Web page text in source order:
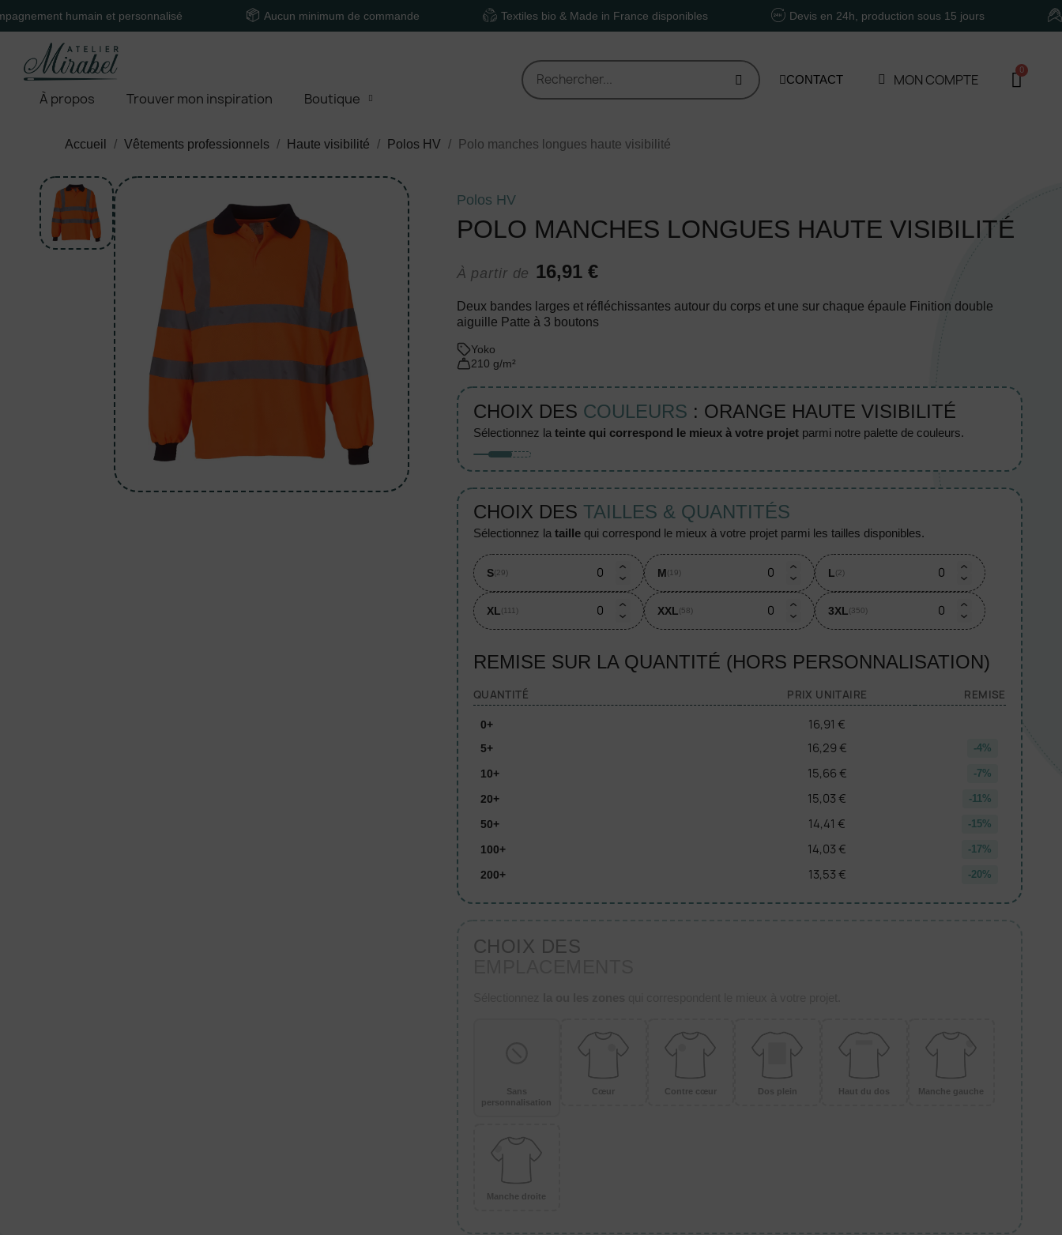
humain et personnalisé Aucun minimum de commande Textiles bio & Made in France disponibles Devis en 24h, production sous 15 jours Un
À propos Trouver mon inspiration Boutique
CONTACT MON COMPTE
Accueil Vêtements professionnels Haute visibilité Polos HV Polo manches longues haute visibilité
Polos HV
POLO MANCHES LONGUES HAUTE VISIBILITÉ
À partir de 16,91 €
Deux bandes larges et réfléchissantes autour du corps et une sur chaque épaule Finition double
aiguille Patte à 3 boutons
Yoko
210 g/m²
CHOIX DES COULEURS : ORANGE HAUTE VISIBILITÉ
sélectionnez la teinte qui correspond le mieux à votre projetparmi notre palette de couleurs.
CHOIX DES TAILLES & QUANTITÉS
sélectionnez la taillequi correspond le mieux à votre projet parmi les tailles disponibles.
S(29) M(19) L(2)
XL(111) XXL(58) 3XL(350)
REMISE SUR LA QUANTITÉ (HORS PERSONNALISATION)
QUANTITÉ PRIX UNITAIRE REMISE
0+ 16,91 €
5+ 16,29 € -4%
10+ 15,66 € -7%
20+ 15,03 € -11%
50+ 14,41 € -15%
100+ 14,03 € -17%
200+ 13,53 € -20%
CHOIX DES
Sans
personnalisation
Cœur Contre cœur Dos plein Haut du dos Manche gauche
Manche droite